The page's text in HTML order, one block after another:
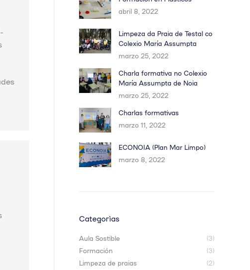
abril 8, 2022
Limpeza da Praia de Testal co
Colexio María Assumpta
marzo 25, 2022
Charla formativa no Colexio
María Assumpta de Noia
marzo 25, 2022
Charlas formativas
marzo 11, 2022
ECONOIA (Plan Mar Limpo)
marzo 8, 2022
Categorías
Aula Sostible
(3)
Formación
(3)
Limpeza de praias
(2)